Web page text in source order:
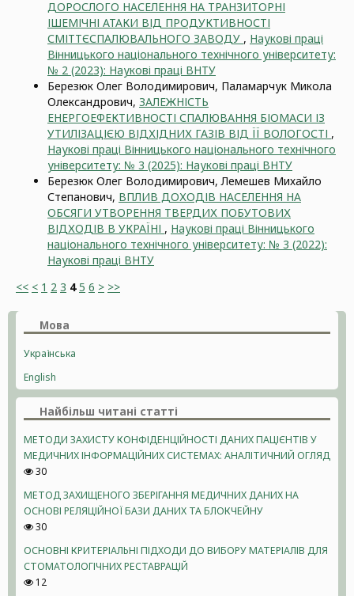
ДОРОСЛОГО НАСЕЛЕННЯ НА ТРАНЗИТОРНІ
ІШЕМІЧНІ АТАКИ ВІД ПРОДУКТИВНОСТІ
СМІТТЄСПАЛЮВАЛЬНОГО ЗАВОДУ , Наукові праці
Вінницького національного технічного університету:
№ 2 (2023): Наукові праці ВНТУ
Березюк Олег Володимирович, Паламарчук Микола
Олександрович, ЗАЛЕЖНІСТЬ
ЕНЕРГОЕФЕКТИВНОСТІ СПАЛЮВАННЯ БІОМАСИ ІЗ
УТИЛІЗАЦІЄЮ ВІДХІДНИХ ГАЗІВ ВІД ЇЇ ВОЛОГОСТІ ,
Наукові праці Вінницького національного технічного
університету: № 3 (2025): Наукові праці ВНТУ
Березюк Олег Володимирович, Лемешев Михайло
Степанович, ВПЛИВ ДОХОДІВ НАСЕЛЕННЯ НА
ОБСЯГИ УТВОРЕННЯ ТВЕРДИХ ПОБУТОВИХ
ВІДХОДІВ В УКРАЇНІ , Наукові праці Вінницького
національного технічного університету: № 3 (2022):
Наукові праці ВНТУ
<< < 1 2 3 4 5 6 > >>
Мова
Українська
English
Найбільш читані статті
МЕТОДИ ЗАХИСТУ КОНФІДЕНЦІЙНОСТІ ДАНИХ ПАЦІЄНТІВ У
МЕДИЧНИХ ІНФОРМАЦІЙНИХ СИСТЕМАХ: АНАЛІТИЧНИЙ ОГЛЯД
30
МЕТОД ЗАХИЩЕНОГО ЗБЕРІГАННЯ МЕДИЧНИХ ДАНИХ НА
ОСНОВІ РЕЛЯЦІЙНОЇ БАЗИ ДАНИХ ТА БЛОКЧЕЙНУ
30
ОСНОВНІ КРИТЕРІАЛЬНІ ПІДХОДИ ДО ВИБОРУ МАТЕРІАЛІВ ДЛЯ
СТОМАТОЛОГІЧНИХ РЕСТАВРАЦІЙ
12